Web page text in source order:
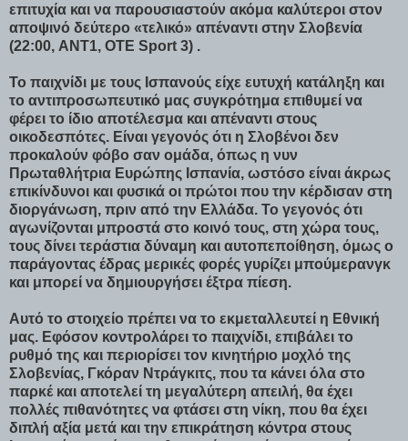
επιτυχία και να παρουσιαστούν ακόμα καλύτεροι στον
αποψινό δεύτερο «τελικό» απέναντι στην Σλοβενία
(22:00, ANT1, OTE Sport 3) .
Το παιχνίδι με τους Ισπανούς είχε ευτυχή κατάληξη και
το αντιπροσωπευτικό μας συγκρότημα επιθυμεί να
φέρει το ίδιο αποτέλεσμα και απέναντι στους
οικοδεσπότες. Είναι γεγονός ότι η Σλοβένοι δεν
προκαλούν φόβο σαν ομάδα, όπως η νυν
Πρωταθλήτρια Ευρώπης Ισπανία, ωστόσο είναι άκρως
επικίνδυνοι και φυσικά οι πρώτοι που την κέρδισαν στη
διοργάνωση, πριν από την Ελλάδα. Το γεγονός ότι
αγωνίζονται μπροστά στο κοινό τους, στη χώρα τους,
τους δίνει τεράστια δύναμη και αυτοπεποίθηση, όμως ο
παράγοντας έδρας μερικές φορές γυρίζει μπούμερανγκ
και μπορεί να δημιουργήσει έξτρα πίεση.
Αυτό το στοιχείο πρέπει να το εκμεταλλευτεί η Εθνική
μας. Εφόσον κοντρολάρει το παιχνίδι, επιβάλει το
ρυθμό της και περιορίσει τον κινητήριο μοχλό της
Σλοβενίας, Γκόραν Ντράγκιτς, που τα κάνει όλα στο
παρκέ και αποτελεί τη μεγαλύτερη απειλή, θα έχει
πολλές πιθανότητες να φτάσει στη νίκη, που θα έχει
διπλή αξία μετά και την επικράτηση κόντρα στους